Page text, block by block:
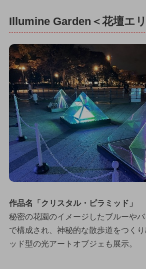
Illumine Garden＜花壇エ
作品名「クリスタル・ピラミッド」
秘密の花園のイメージしたブルーや
で構成され、神秘的な散歩道をつく
ッド型の光アートオブジェも展示。